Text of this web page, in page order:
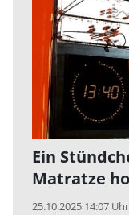
Ein
Matratze
25.10.2025 14:07 Uhr